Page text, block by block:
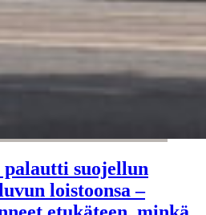
suojellun
loistoonsa –